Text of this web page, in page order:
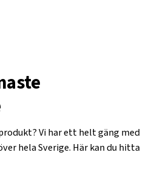
Vi har ett helt gäng med
hela Sverige. Här kan du hitta